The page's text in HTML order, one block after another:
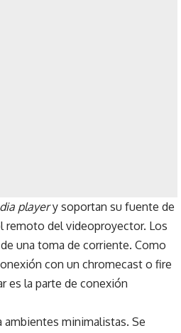
playery soportan su fuente de
remoto del videoproyector. Los
una toma de corriente. Como
con un chromecast o fire
es la parte de conexión
minimalistas. Se